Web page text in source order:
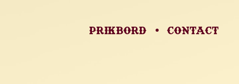
Prikbord Contact